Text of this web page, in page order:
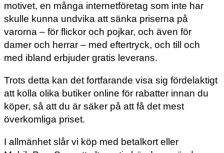
motivet, en många internetföretag som inte har
skulle kunna undvika att sänka priserna på
varorna – för flickor och pojkar, och även för
damer och herrar – med eftertryck, och till och
med ibland erbjuder gratis leverans.
Trots detta kan det fortfarande visa sig fördelaktigt
att kolla olika butiker online för rabatter innan du
köper, så att du är säker på att få det mest
överkomliga priset.
I allmänhet slår vi köp med betalkort eller